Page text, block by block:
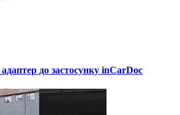
до застосунку inCarDoc